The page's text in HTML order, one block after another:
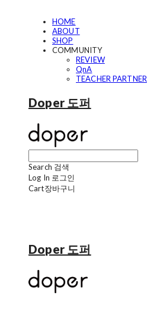
HOME
ABOUT
SHOP
COMMUNITY
REVIEW
QnA
TEACHER PARTNER
Doper 도퍼
Search 검색
Log In 로그인
Cart장바구니
Doper 도퍼